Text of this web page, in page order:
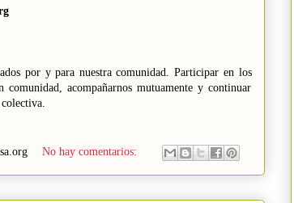
por y para nuestra comunidad. Participar en los
acompañarnos mutuamente y continuar
No hay comentarios: